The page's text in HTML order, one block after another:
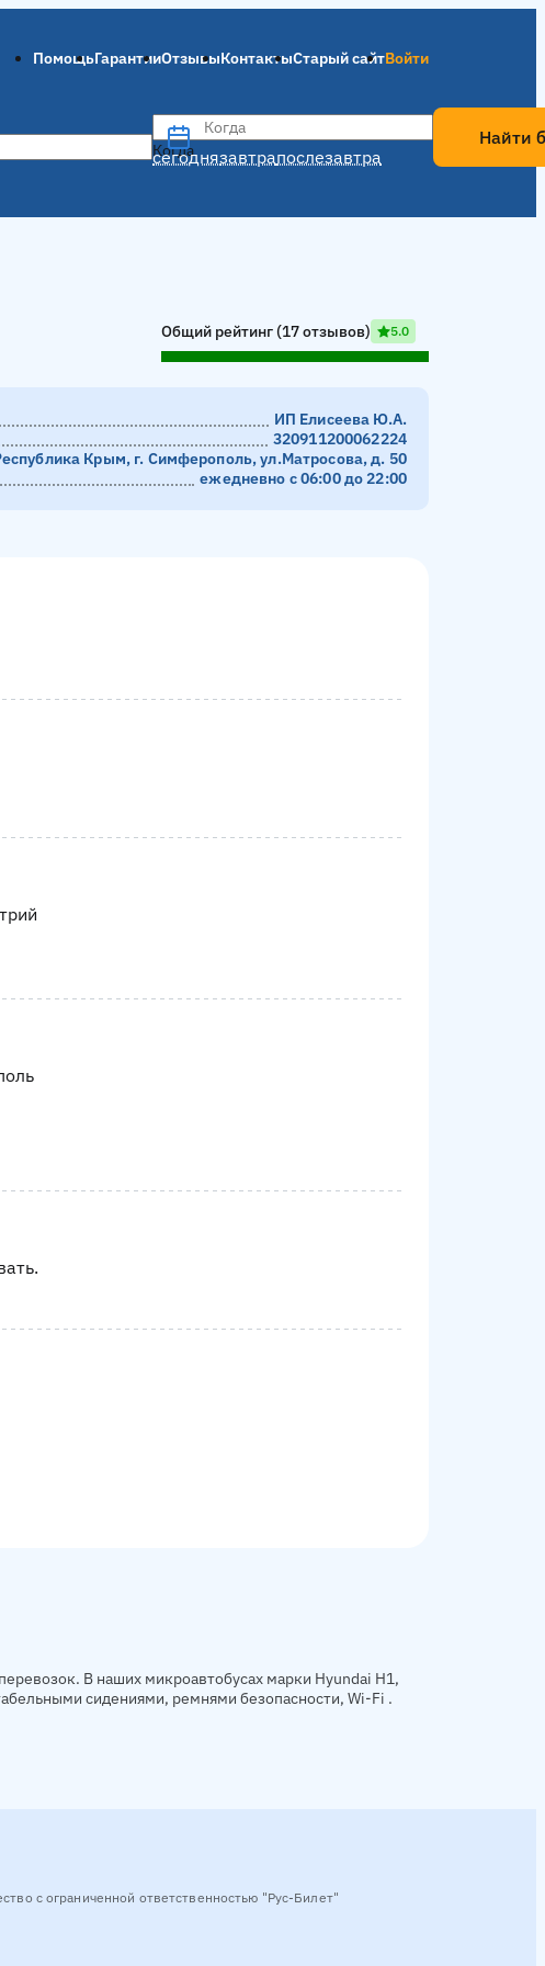
ПомощьГарантииОтзывыКонтактыСтарый сайтВойти
Когда
сегоднязавтрапослезавтра
Когда
Найти
Общий рейтинг (17 отзывов) 5.0
ИП Елисеева Ю.А.
320911200062224
Крым, г. Симферополь, ул.Матросова, д. 50
ежедневно с 06:00 до 22:00
В наших микроавтобусах марки Hyundai H1,
сидениями, ремнями безопасности, Wi-Fi .
с ограниченной ответственностью "Рус-Билет"